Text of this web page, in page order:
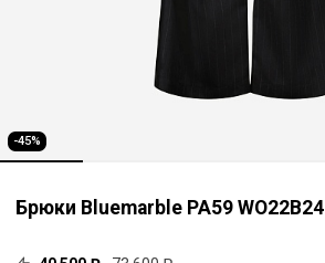
-45%
Брюки Bluemarble PA59 WO22B24